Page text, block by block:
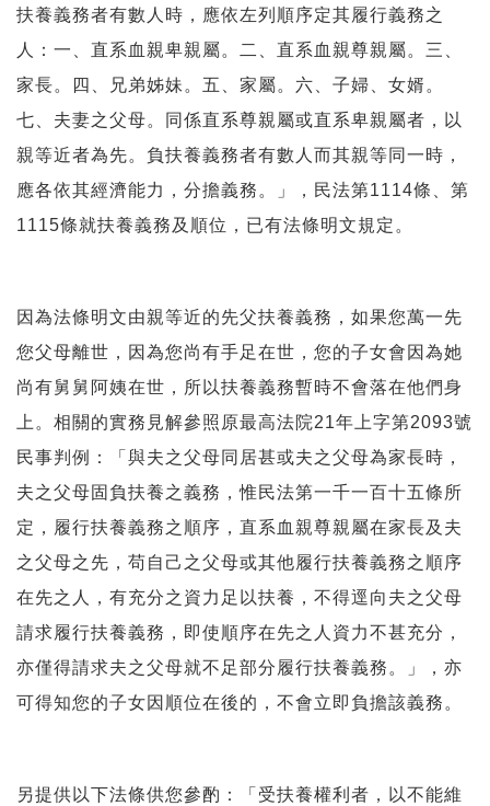
扶養義務者有數人時，應依左列順序定其履行義務之
人：一、直系血親卑親屬。二、直系血親尊親屬。三、
家長。四、兄弟姊妹。五、家屬。六、子婦、女婿。
七、夫妻之父母。同係直系尊親屬或直系卑親屬者，以
親等近者為先。負扶養義務者有數人而其親等同一時，
應各依其經濟能力，分擔義務。」，民法第1114條、第
1115條就扶養義務及順位，已有法條明文規定。
因為法條明文由親等近的先父扶養義務，如果您萬一先
您父母離世，因為您尚有手足在世，您的子女會因為她
尚有舅舅阿姨在世，所以扶養義務暫時不會落在他們身
上。相關的實務見解參照原最高法院21年上字第2093號
民事判例：「與夫之父母同居甚或夫之父母為家長時，
夫之父母固負扶養之義務，惟民法第一千一百十五條所
定，履行扶養義務之順序，直系血親尊親屬在家長及夫
之父母之先，苟自己之父母或其他履行扶養義務之順序
在先之人，有充分之資力足以扶養，不得逕向夫之父母
請求履行扶養義務，即使順序在先之人資力不甚充分，
亦僅得請求夫之父母就不足部分履行扶養義務。」，亦
可得知您的子女因順位在後的，不會立即負擔該義務。
另提供以下法條供您參酌：「受扶養權利者，以不能維